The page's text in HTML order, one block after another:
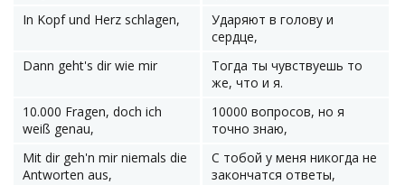
In Kopf und Herz schlagen,
Ударяют в голову и
сердце,
Dann geht's dir wie mir
Тогда ты чувствуешь то
же, что и я.
10.000 Fragen, doch ich
weiß genau,
10000 вопросов, но я
точно знаю,
Mit dir geh'n mir niemals die
Antworten aus,
С тобой у меня никогда не
закончатся ответы,